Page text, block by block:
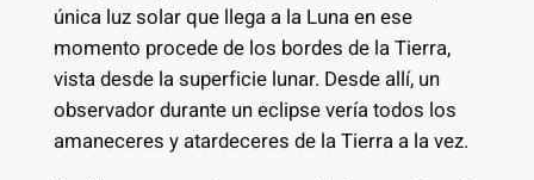
única luz solar que llega a la Luna en ese
momento procede de los bordes de la Tierra,
vista desde la superficie lunar. Desde allí, un
observador durante un eclipse vería todos los
amaneceres y atardeceres de la Tierra a la vez.